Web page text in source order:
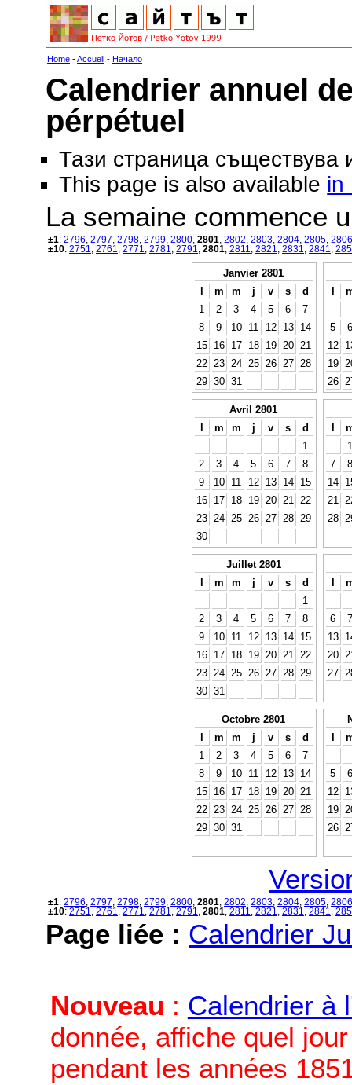
Home -Accueil - Начало
Calendrier annuel
pérpétuel
Тази страница съществува
This page is also available in
La semaine commence
±1: 2796 2797 2798 2799 2800 2801 2802 2803 2804 2805 2806
±10: 2751 2761 2771 2781 2791 2801 2811 2821 2831 2841
Janvier 2801
l
m m j v s
d
1
2 3 4 5 6
7
8
9 10 11 12 13
14
15
16 17 18 19 20
21
22
23 24 25 26 27
28
29 30 31
l
5
6
12
19
26
Avril 2801
l
m m j v s
d
1
2
3 4 5 6 7
8
9
10 11 12 13 14
15
16
17 18 19 20 21
22
23
24 25 26 27 28
29
30
l
1
7
8
14
21
28
Juillet 2801
l
m m j v s
d
1
2
3 4 5 6 7
8
9
10 11 12 13 14
15
16
17 18 19 20 21
22
23
24 25 26 27 28
29
30 31
l
6
7
13
20
27
Octobre 2801
l
m m j v s
d
1
2 3 4 5 6
7
8
9 10 11 12 13
14
15
16 17 18 19 20
21
22
23 24 25 26 27
28
29 30 31
l
5
6
12
19
26
±1: 2796 2797 2798 2799 2800 2801 2802 2803 2804 2805 2806
±10: 2751 2761 2771 2781 2791 2801 2811 2821 2831 2841
Page liée : Calendrier
Nouveau : Calendrier à
donnée, affiche quel
pendant les années